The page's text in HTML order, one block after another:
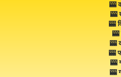
🎰
🎰
🎰
🎰
🎰
🎰
🎰
🎰